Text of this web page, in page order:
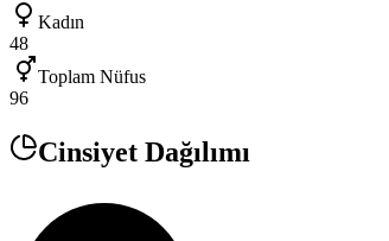
Kadın
48
Toplam Nüfus
96
Cinsiyet Dağılımı